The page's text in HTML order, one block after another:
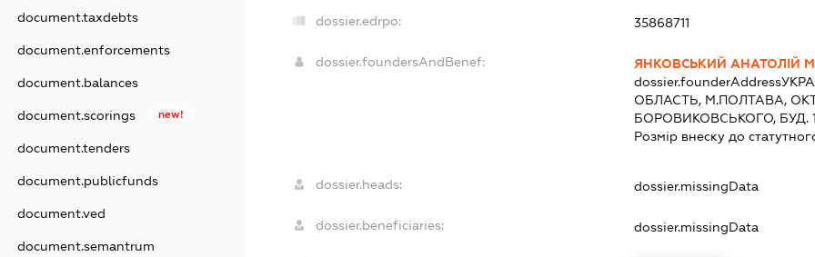
document.taxdebts
document.enforcements
document.balances
document.scorings new!
document.tenders
document.publicfunds
document.ved
document.semantrum
dossier.edrpo: 35868711
dossier.foundersAndBenef:
ЯНКОВСЬКИЙ АНАТОЛІЙ
dossier.founderAddress
ОБЛАСТЬ, М.ПОЛТАВА,
БОРОВИКОВСЬКОГО, БУД.
Розмір внеску до
dossier.heads: dossier.missingData
dossier.beneficiaries: dossier.missingData